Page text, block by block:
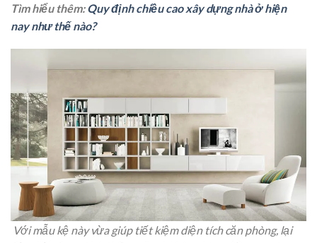
Tìm hiểu thêm:Quy định chiều cao xây dựng nhà ở hiện
nay như thế nào?
Với mẫu kệ này vừa giúp tiết kiệm diện tích căn phòng, lại